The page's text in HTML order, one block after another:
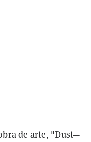
de arte, "Dust—